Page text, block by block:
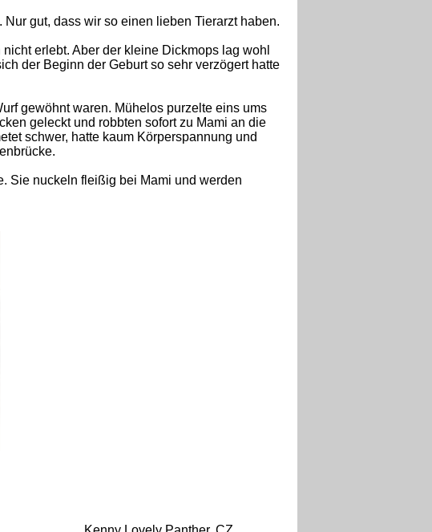
gut, dass wir so einen lieben Tierarzt haben.
erlebt. Aber der kleine Dickmops lag wohl
der Beginn der Geburt so sehr verzögert hatte
gewöhnt waren. Mühelos purzelte eins ums
geleckt und robbten sofort zu Mami an die
schwer, hatte kaum Körperspannung und
Sie nuckeln fleißig bei Mami und werden